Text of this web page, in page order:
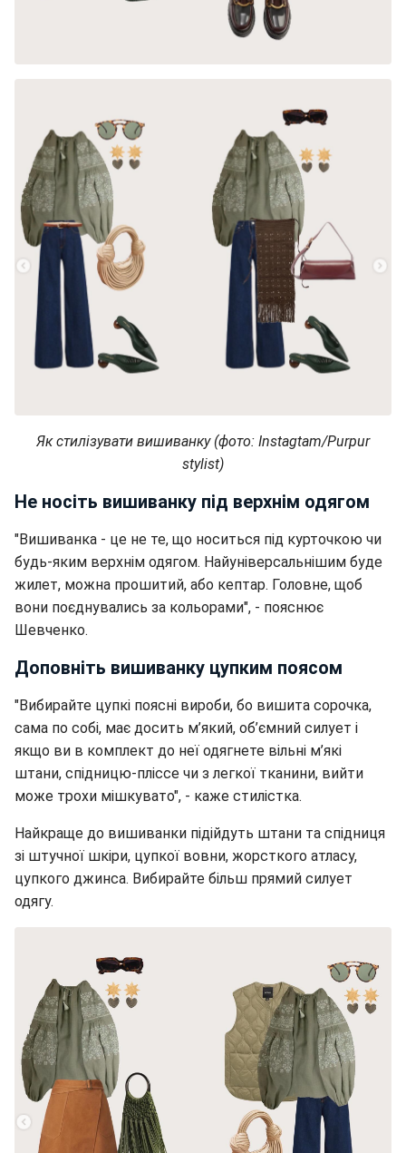
Як стилізувати вишиванку (фото: Instagtam/Purpur
stylist)
Не носіть вишиванку під верхнім одягом
"Вишиванка - це не те, що носиться під курточкою чи
будь-яким верхнім одягом. Найуніверсальнішим буде
жилет, можна прошитий, або кептар. Головне, щоб
вони поєднувались за кольорами", - пояснює
Шевченко.
Доповніть вишиванку цупким поясом
"Вибирайте цупкі поясні вироби, бо вишита сорочка,
сама по собі, має досить м’який, об’ємний силует і
якщо ви в комплект до неї одягнете вільні м’які
штани, спідницю-пліссе чи з легкої тканини, вийти
може трохи мішкувато", - каже стилістка.
Найкраще до вишиванки підійдуть штани та спідниця
зі штучної шкіри, цупкої вовни, жорсткого атласу,
цупкого джинса. Вибирайте більш прямий силует
одягу.